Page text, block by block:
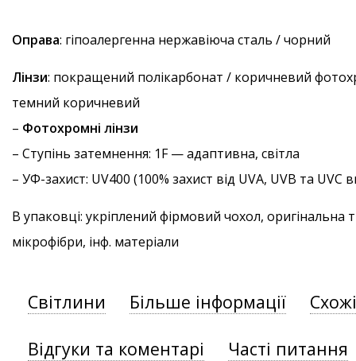
Оправа: гіпоалергенна нержавіюча сталь / чорний
Лінзи: покращений полікарбонат / коричневий
темний коричневий
– Фотохромні лінзи
– Ступінь затемнення: 1F — адаптивна, світла
– УФ-захист: UV400 (100% захист від UVA, UVB та
В упаковці: укріплений фірмовий чохол, оригінальна
мікрофібри, інф. матеріали
Світлини Більше інформації
Відгуки та коментарі Часті питання